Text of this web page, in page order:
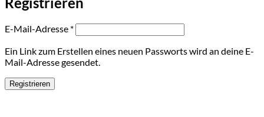
E-Mail-Adresse *Erforderlich
Ein Link zum Erstellen eines neuen Passworts wird an deine E-
Mail-Adresse gesendet.
Registrieren